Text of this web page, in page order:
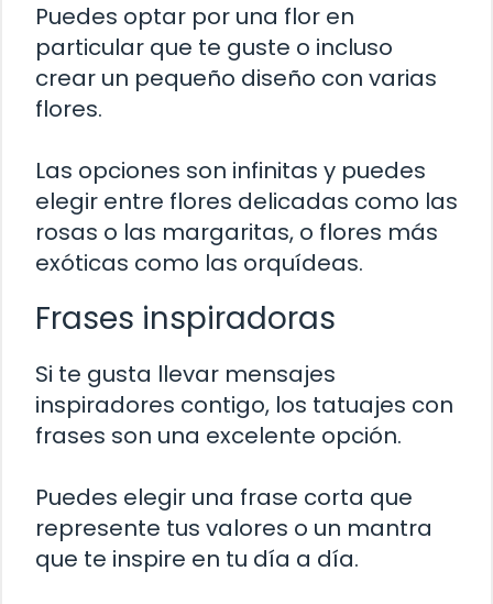
Puedes optar por una flor en
particular que te guste o incluso
crear un pequeño diseño con varias
flores.
Las opciones son infinitas y puedes
elegir entre flores delicadas como las
rosas o las margaritas, o flores más
exóticas como las orquídeas.
Frases inspiradoras
Si te gusta llevar mensajes
inspiradores contigo, los tatuajes con
frases son una excelente opción.
Puedes elegir una frase corta que
represente tus valores o un mantra
que te inspire en tu día a día.